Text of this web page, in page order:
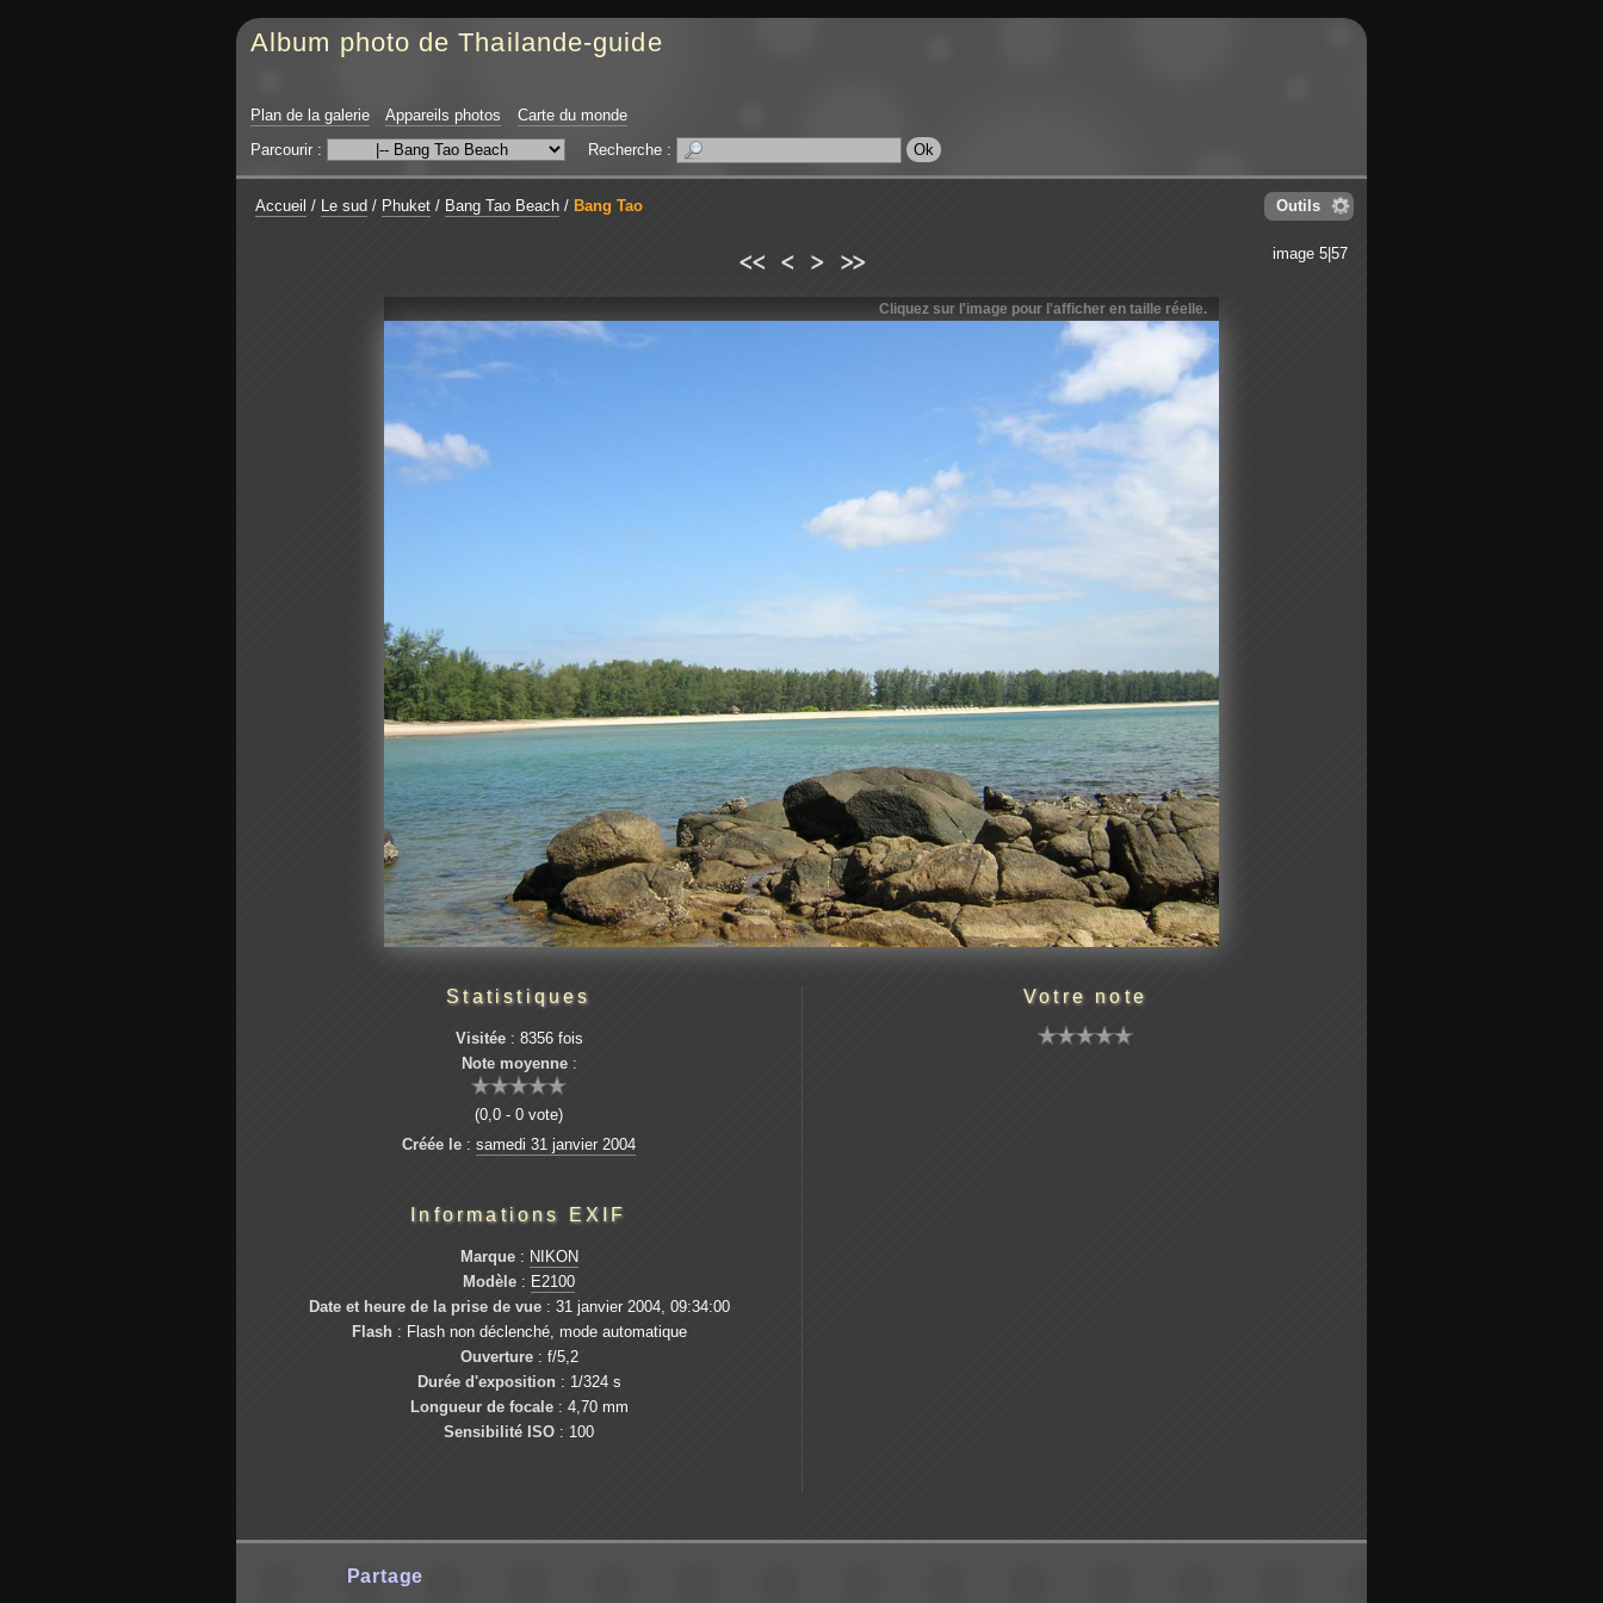
Album photo de Thailande-guide
Plan de la galerie Appareils photos
Carte du monde
Parcourir :
Recherche :
Outils
Accueil / Le sud / Phuket / Bang Tao Beach / Bang Tao
image 5|57
<< < > >>
Cliquez sur l'image pour l'afficher en taille réelle.
Statistiques
Visitée: 8356 fois
Note moyenne:
(0,0 - 0 vote)
Créée le : samedi 31 janvier 2004
Informations EXIF
Marque: NIKON
Modèle : E2100
Date et heure de la prise de vue: 31 janvier 2004, 09:34:00
Flash : Flash non déclenché, mode automatique
Ouverture: f/5,2
Durée d'exposition : 1/324 s
Longueur de focale: 4,70 mm
Sensibilité ISO : 100
Votre note
Partage